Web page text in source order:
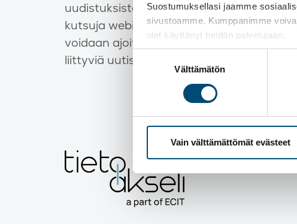
Suostumuksellasi jaamme
sivustoamme. Kumppanimme
olet käyttänyt heidän palvelujaan.
Välttämätön
Vain välttämättömät evästeet
uudistuksista taloushallinnon alalla.
kutsuja webinaareihin ja muihin
voidaan ajoittain lähettää myös muita
liittyviä uutiskirjeitämme.